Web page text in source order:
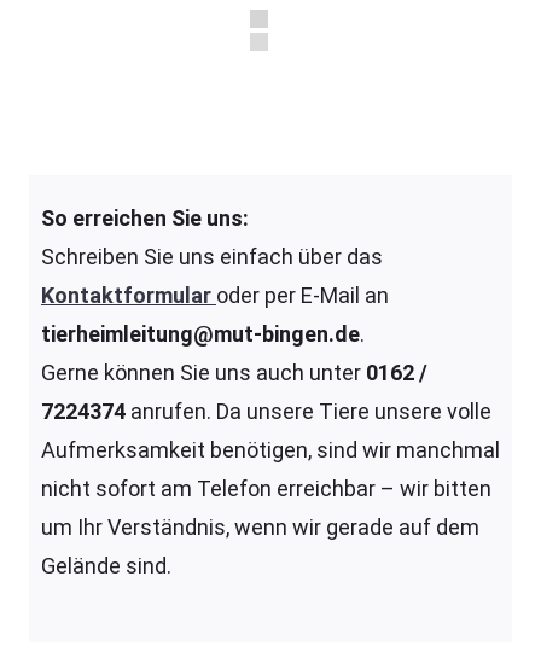
So erreichen Sie uns:
Schreiben Sie uns einfach über das
Kontaktformular oder per E-Mail an
tierheimleitung@mut-bingen.de.
Gerne können Sie uns auch unter 0162 /
7224374 anrufen. Da unsere Tiere unsere volle
Aufmerksamkeit benötigen, sind wir manchmal
nicht sofort am Telefon erreichbar – wir bitten
um Ihr Verständnis, wenn wir gerade auf dem
Gelände sind.